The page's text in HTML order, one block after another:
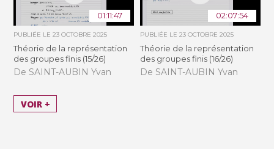
01:11:47
PUBLIÉE LE23 OCTOBRE 2025
Théorie de la représentation
des groupes finis (15/26)
De SAINT-AUBIN Yvan
02:07:54
PUBLIÉE LE 23 OCTOBRE 2025
Théorie de la représentation
des groupes finis (16/26)
De SAINT-AUBIN Yvan
VOIR +